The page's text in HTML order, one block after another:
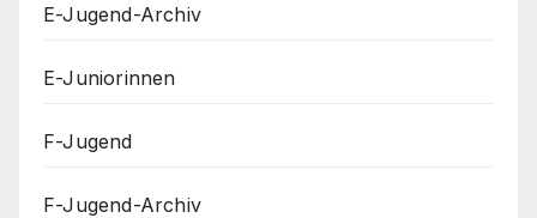
E-Jugend-Archiv
E-Juniorinnen
F-Jugend
F-Jugend-Archiv